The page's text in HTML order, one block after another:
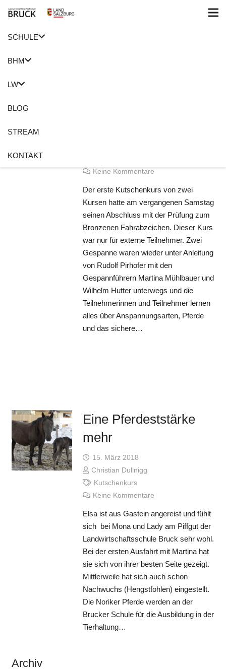
SCHULE
BHM
LW
BLOG
STREAM
KONTAKT
Keine Kommentare
Der erste Kutschenkurs von zwei
Kursen hatte am vergangenen Samstag
seinen Abschluss mit der Prüfung zum
Bronzenen Fahrabzeichen. Dieser Kurs
war nur für externe Teilnehmer. Zwei
Gespanne waren wieder unter Anleitung
von Rudolf Pirhofer mit den
Gespannführern Martina Mühlbauer und
Wilhelm Hutter unterwegs und die
Teilnehmerinnen und Teilnehmer lernen
alles über Anspannungsarten, Pferde
und das sichere…
Eine Pferdeststärke
mehr
15. März 2018
Christian Dullnigg
Kutschenkurs
Keine Kommentare
Elsa ist aus Gastein angereist und fühlt
sich bei Mona und Lady am Piffgut der
Landwirtschaftsschule Bruck sehr wohl.
Bei der ersten Ausfahrt mit Martina hat
sie sich von ihrer besten Seite gezeigt.
Mittlerweile hat sich auch schon
Nachwuchs (Hengstfohlen) eingestellt.
Die Noriker Pferde werden an der
Brucker Schule für die Ausbildung in der
Tierhaltung…
Archiv